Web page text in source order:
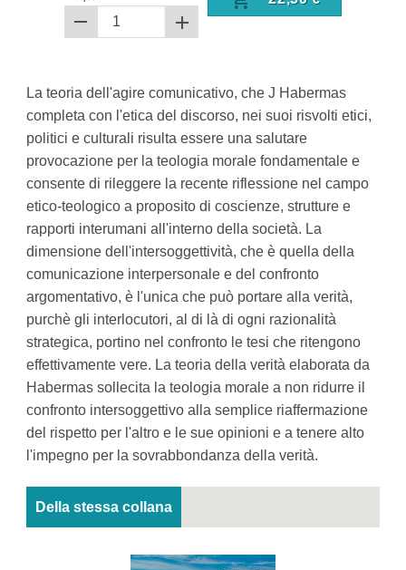
La teoria dell'agire comunicativo, che J Habermas
completa con l'etica del discorso, nei suoi risvolti etici,
politici e culturali risulta essere una salutare
provocazione per la teologia morale fondamentale e
consente di rileggere la recente riflessione nel campo
etico-teologico a proposito di coscienze, strutture e
rapporti interumani all'interno della società. La
dimensione dell'intersoggettività, che è quella della
comunicazione interpersonale e del confronto
argomentativo, è l'unica che può portare alla verità,
purchè gli interlocutori, al di là di ogni razionalità
strategica, portino nel confronto le tesi che ritengono
effettivamente vere. La teoria della verità elaborata da
Habermas sollecita la teologia morale a non ridurre il
confronto intersoggettivo alla semplice riaffermazione
del rispetto per l'altro e le sue opinioni e a tenere alto
l'impegno per la sovrabbondanza della verità.
Della stessa collana